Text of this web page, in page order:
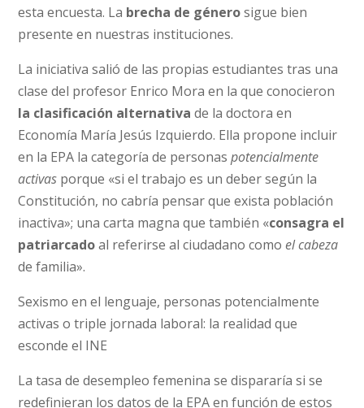
esta encuesta. La brecha de génerosigue bien
presente en nuestras instituciones.
La iniciativa salió de las propias estudiantes tras una
clase del profesor Enrico Mora en la que conocieron
la clasificación alternativa de la doctora en
Economía María Jesús Izquierdo. Ella propone incluir
en la EPA la categoría de personaspotencialmente
activas porque «si el trabajo es un deber según la
Constitución, no cabría pensar que exista población
inactiva»; una carta magna que también «consagra el
patriarcadoal referirse al ciudadano comoel cabeza
de familia».
Sexismo en el lenguaje, personas potencialmente
activas o triple jornada laboral: la realidad que
esconde el INE
La tasa de desempleo femenina se dispararía si se
redefinieran los datos de la EPA en función de estos